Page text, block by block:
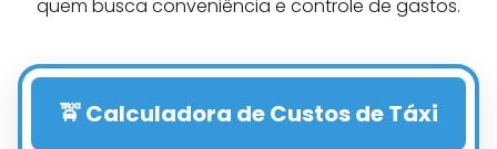
quem busca conveniência e controle de gastos.
🚖 Calculadora de Custos de Táxi